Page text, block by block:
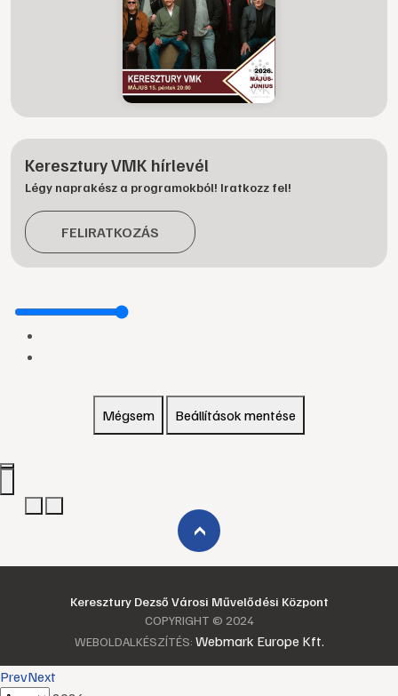
Keresztury VMK hírlevél
Légy naprakész a programokból! Iratkozz fel!
FELIRATKOZÁS
Mégsem Beállítások mentése
›
Keresztury Dezső Városi Művelődési Központ
COPYRIGHT © 2024
WEBOLDALKÉSZÍTÉS: Webmark Europe Kft.
PrevNext